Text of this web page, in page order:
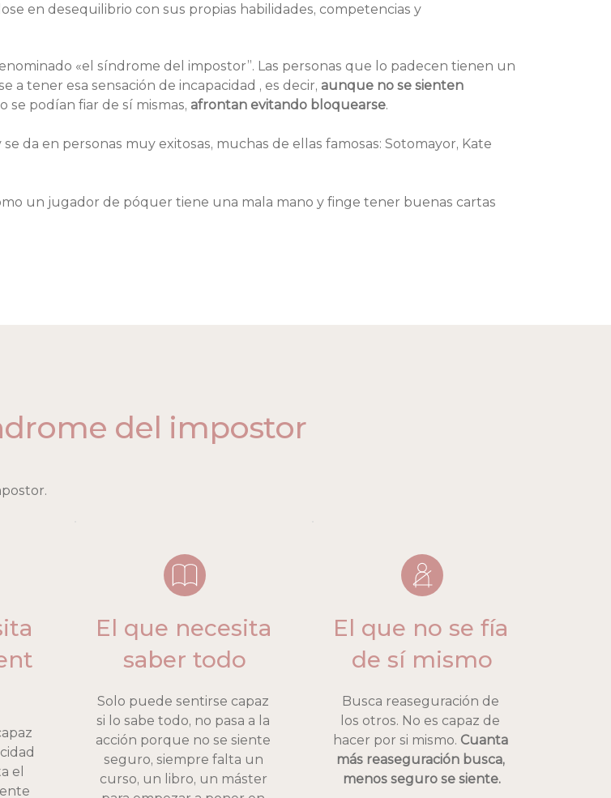
en desequilibrio con sus propias habilidades, competencias y
«el síndrome del impostor”. Las personas que lo padecen tienen un
tener esa sensación de incapacidad , es decir, aunque no se sienten
se podían fiar de sí mismas, afrontan evitando bloquearse.
da en personas muy exitosas, muchas de ellas famosas: Sotomayor, Kate
un jugador de póquer tiene una mala mano y finge tener buenas cartas
del impostor
el
El que necesita
saber todo
Solo puede sentirse capaz
si lo sabe todo, no pasa a la
acción porque no se siente
seguro, siempre falta un
curso, un libro, un máster
El que no se fía
de sí mismo
Busca reaseguración de
los otros. No es capaz de
hacer por si mismo. Cuanta
más reaseguración busca,
menos seguro se siente.